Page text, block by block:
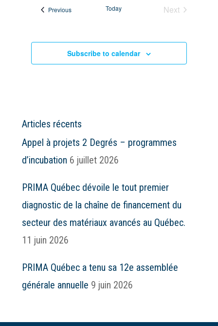
date.PreviousEvents Today
Next
Subscribe to calendar
Articles récents
Appel à projets 2 Degrés – programmes
d’incubation 6 juillet 2026
PRIMA Québec dévoile le tout premier
diagnostic de la chaîne de financement du
secteur des matériaux avancés au Québec.
11 juin 2026
PRIMA Québec a tenu sa 12e assemblée
générale annuelle 9 juin 2026